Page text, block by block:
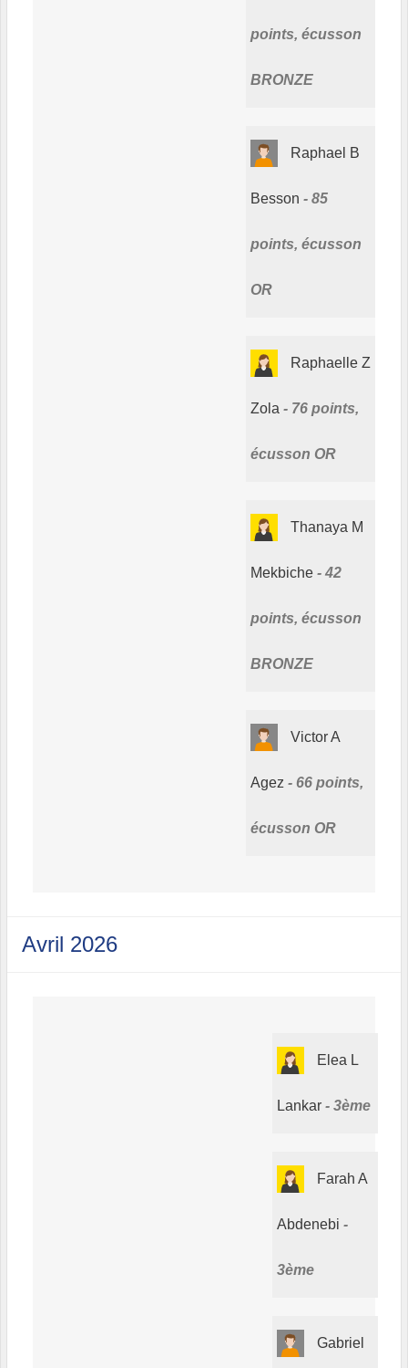
points, écusson
BRONZE
Raphael B
Besson 85
points, écusson
OR
Raphaelle Z
Zola 76 points,
écusson OR
Thanaya M
Mekbiche 42
points, écusson
BRONZE
Victor A
Agez 66 points,
écusson OR
Avril 2026
Elea L
Lankar 3ème
Farah A
Abdenebi
3ème
Gabriel